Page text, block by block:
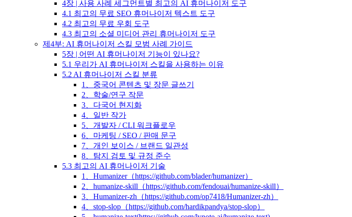
4장 | 사용 사례 세그먼트별 최고의 AI 휴머나이저 도구
4.1 최고의 무료 SEO 휴머나이저 텍스트 도구
4.2 최고의 무료 우회 도구
4.3 최고의 소셜 미디어 관리 휴머나이저 도구
제4부: AI 휴머나이저 스킬 모범 사례 가이드
5장 | 어떤 AI 휴머나이저 기능이 있나요?
5.1 우리가 AI 휴머나이저 스킬을 사용하는 이유
5.2 AI 휴머나이저 스킬 분류
1、중국어 콘텐츠 및 장문 글쓰기
2、학술/연구 작문
3、다국어 현지화
4、일반 작가
5、개발자 / CLI 워크플로우
6、마케팅 / SEO / 판매 문구
7、개인 보이스 / 브랜드 일관성
8、탐지 검토 및 규정 준수
5.3 최고의 AI 휴머나이저 기술
1、Humanizer（https://github.com/blader/humanizer）
2、humanize-skill（https://github.com/fendouai/humanize-skill）
3、Humanizer-zh（https://github.com/op7418/Humanizer-zh）
4、stop-slop（https://github.com/hardikpandya/stop-slop）